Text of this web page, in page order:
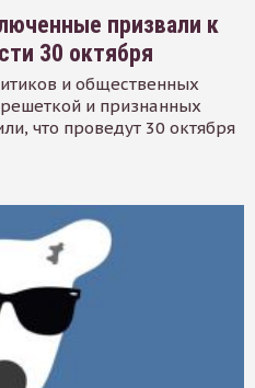
призвали к
30 октября
и общественных
и признанных
что проведут 30 октября